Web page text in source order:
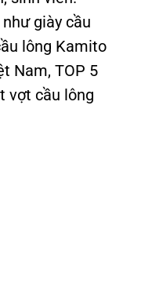
giày cầu
lông Kamito
Nam, TOP 5
vợt cầu lông